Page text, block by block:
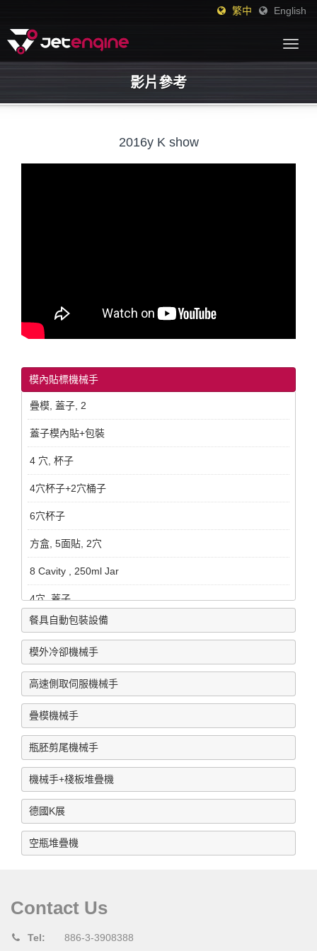
繁中 English
影片參考
2016y K show
模內貼標機械手
疊模, 蓋子, 2
蓋子模內貼+包裝
4 穴, 杯子
4穴杯子+2穴桶子
6穴杯子
方盒, 5面貼, 2穴
8 Cavity , 250ml Jar
4穴, 蓋子
For LID, 2 Cavity
IML Robot 2.8L pail, 2 Cavity
餅干方盒,2穴
For 20L pail
16L pail , with pail taken-out
長方桶,1穴
For fried chicken pail, one cavity
模內貼系統-桌子
2016y K show
餐具自動包裝設備
模外冷卻機械手
高速側取伺服機械手
疊模機械手
瓶胚剪尾機械手
機械手+棧板堆疊機
德國K展
空瓶堆疊機
Contact Us
Tel:
886-3-3908388